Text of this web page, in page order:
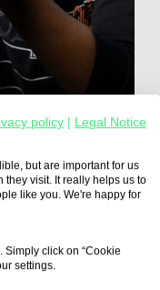
in
policy
Legal Notice
but are important for us
they visit. It really helps us to
like you. We're happy for
click on “Cookie
settings.